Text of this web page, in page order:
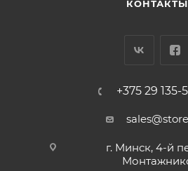
КОНТАКТЫ
+375 29 135-
г. Минск, 4-й